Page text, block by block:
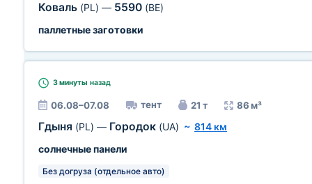
Коваль (PL) — 5590 (BE)
паллетные заготовки
3 минуты назад
06.08–07.08 тент 21 т 86 м³
Гдыня (PL) — Городок (UA) ~ 814 км
солнечные панели
Без догруза (отдельное авто)